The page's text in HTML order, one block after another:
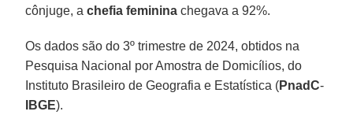
cônjuge, achefia feminina chegava a 92%.
Os dados são do 3º trimestre de 2024, obtidos na
Pesquisa Nacional por Amostra de Domicílios, do
Instituto Brasileiro de Geografia e Estatística (PnadC-
IBGE).